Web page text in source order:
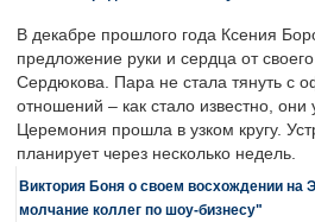
В декабре прошлого года Ксения
предложение руки и сердца от
Сердюкова. Пара не стала тянуть с
отношений – как стало известно, они
Церемония прошла в узком кругу.
планирует через несколько недель.
Виктория Боня о своем восхождении на
молчание коллег по шоу-бизнесу"